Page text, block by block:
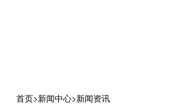
首页>新闻中心>新闻资讯